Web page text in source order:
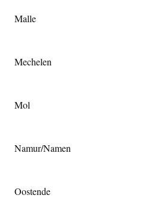
Malle
Mechelen
Mol
Namur/Namen
Oostende